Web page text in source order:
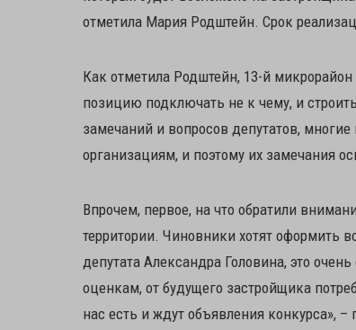
отметила Мария Родштейн. Срок
Как отметила Родштейн, 13-й
позицию подключать не к чему, и
замечаний и вопросов депутатов,
организациям, и поэтому их замечания
Впрочем, первое, на что обратили
территории. Чиновники хотят оформить
депутата Александра Головина, это
оценкам, от будущего застройщика
нас есть и ждут объявления конкурса»,